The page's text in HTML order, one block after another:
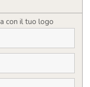
con il tuo logo